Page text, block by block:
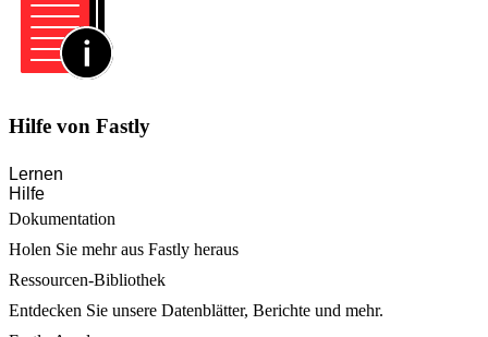
Hilfe von Fastly
Lernen
Hilfe
Dokumentation
Holen Sie mehr aus Fastly heraus
Ressourcen-Bibliothek
Entdecken Sie unsere Datenblätter, Berichte und mehr.